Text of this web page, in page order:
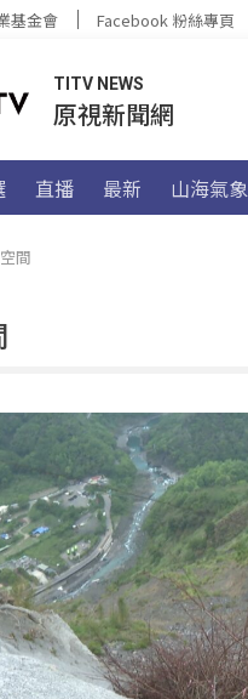
基金會 Facebook 粉絲專頁
TITV NEWS
原視新聞網
直播 最新 山海氣象
間